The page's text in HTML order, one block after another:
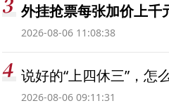
外挂抢票每张加价上千
2026-08-06 11:08:38
说好的“上四休三”，怎
2026-08-06 09:11:31